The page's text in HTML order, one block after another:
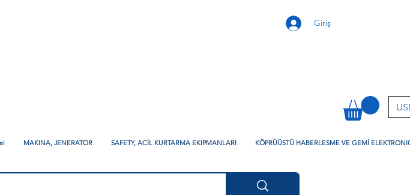
Giriş
MAKINA, JENERATOR SAFETY, ACİL KURTARMA EKIPMANLARI KÖPRÜÜSTÜ HABERLESME VE GEMİ